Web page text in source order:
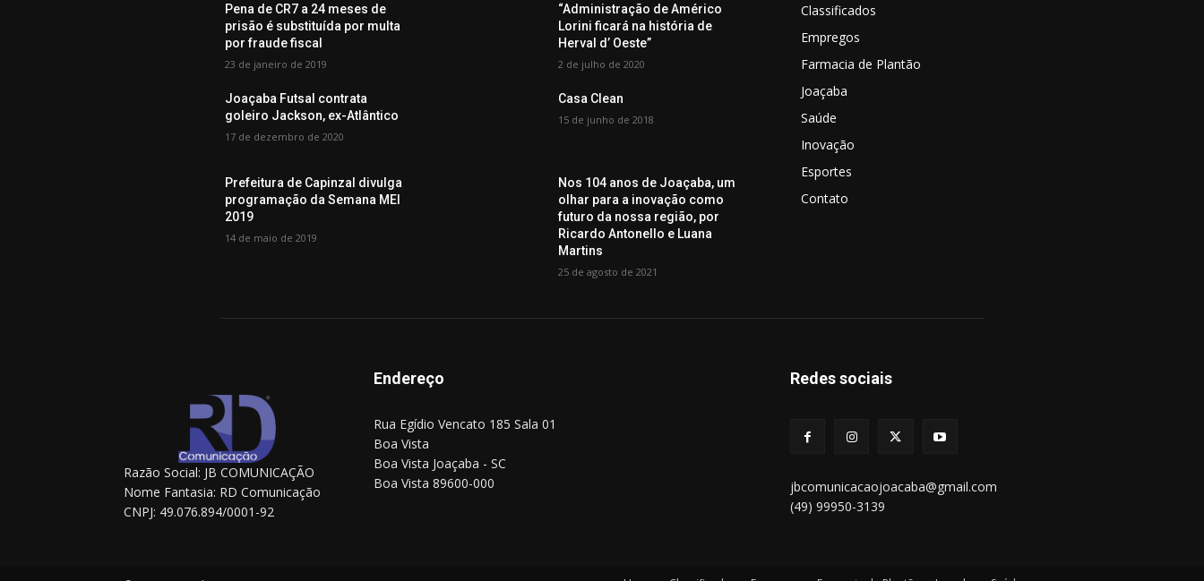
Pena de CR7 a 24 meses de
prisão é substituída por multa
por fraude fiscal
23 de janeiro de 2019
Joaçaba Futsal contrata
goleiro Jackson, ex-Atlântico
17 de dezembro de 2020
Prefeitura de Capinzal divulga
programação da Semana MEI
2019
14 de maio de 2019
“Administração de Américo
Lorini ficará na história de
Herval d’ Oeste”
2 de julho de 2020
Casa Clean
15 de junho de 2018
Nos 104 anos de Joaçaba, um
olhar para a inovação como
futuro da nossa região, por
Ricardo Antonello e Luana
Martins
25 de agosto de 2021
Classificados
Empregos
Farmacia de Plantão
Joaçaba
Saúde
Inovação
Esportes
Contato
Razão Social: JB COMUNICAÇÃO
Nome Fantasia: RD Comunicação
CNPJ: 49.076.894/0001-92
Endereço
Rua Egídio Vencato 185 Sala 01
Boa Vista
Boa Vista Joaçaba - SC
Boa Vista 89600-000
Redes sociais
jbcomunicacaojoacaba@gmail.com
(49) 99950-3139